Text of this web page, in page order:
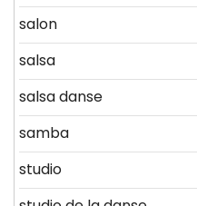
salon
salsa
salsa danse
samba
studio